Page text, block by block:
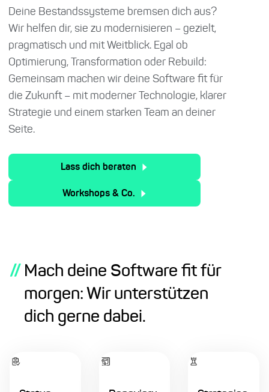
Deine Bestandssysteme bremsen dich aus?
Wir helfen dir, sie zu modernisieren – gezielt,
pragmatisch und mit Weitblick. Egal ob
Optimierung, Transformation oder Rebuild:
Gemeinsam machen wir deine Software fit für
die Zukunft – mit moderner Technologie, klarer
Strategie und einem starken Team an deiner
Seite.
Lass dich beraten
Workshops & Co.
// Mach deine Software fit für
morgen: Wir unterstützen
dich gerne dabei.